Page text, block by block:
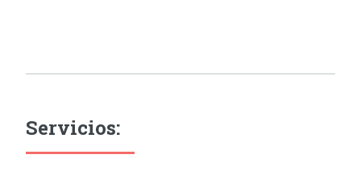
Servicios: